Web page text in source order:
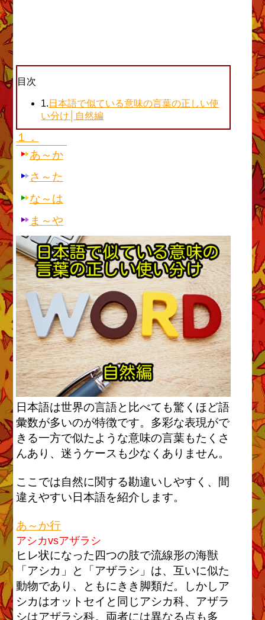
目次
1. 日本語で似ている意味の言葉の正しい使
い分け│自然編
１．
あ～か
さ～た
な～は
ま～や
日本語は世界の言語と比べても驚くほど語
彙数が多いのが特徴です。多彩な表現がで
きる一方で似たような意味の言葉もたくさ
んあり、迷うケースも少なくありません。
ここでは自然に関する勘違いしやすく、間
違えやすい日本語を紹介します。
あ～か行
アシカvsアザラシ
ヒレ状になった四つの肢で流線形の海獣
「アシカ」と「アザラシ」は、互いに似た
動物であり、ともにきき脚類だ。しかしア
シカはオットセイと同じアシカ科、アザラ
シはアザラシ科。両者には異なる点も多